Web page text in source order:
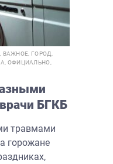
ВАЖНОЕ ГОРОД
ОФИЦИАЛЬНО
БГКБ
травмами
горожане